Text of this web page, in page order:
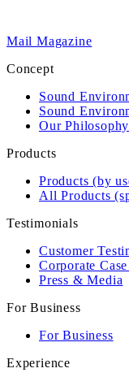
Mail Magazine
Concept
Sound
Sound
Our Philosophy
Products
Products (by
All Products
Testimonials
Customer
Corporate
Press & Media
For Business
For Business
Experience